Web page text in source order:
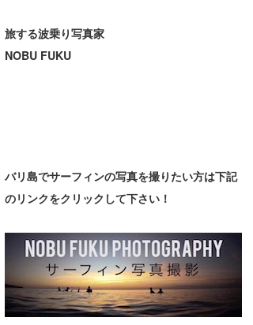
旅する波乗り写真家
NOBU FUKU
バリ島でサーフィンの写真を撮りたい方は下記
のリンクをクリックして下さい！